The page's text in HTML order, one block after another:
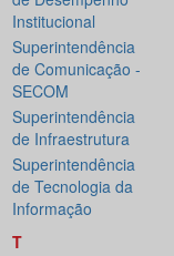
Institucional
Superintendência
de Comunicação -
SECOM
Superintendência
de Infraestrutura
Superintendência
de Tecnologia da
Informação
T